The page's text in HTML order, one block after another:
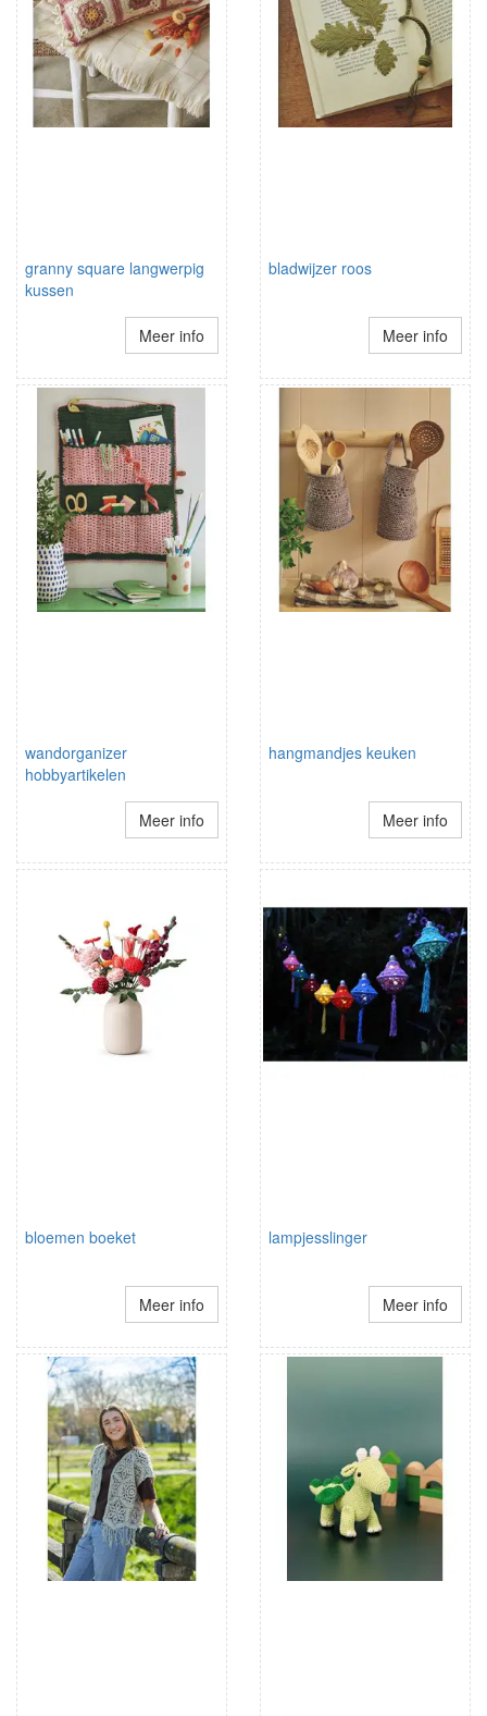
granny square langwerpig
kussen
Meer info
bladwijzer roos
Meer info
wandorganizer
hobbyartikelen
Meer info
hangmandjes keuken
Meer info
bloemen boeket
Meer info
lampjesslinger
Meer info